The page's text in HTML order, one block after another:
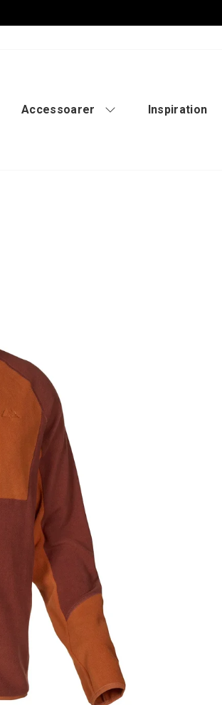
Pausa
Accessoarer Inspiration